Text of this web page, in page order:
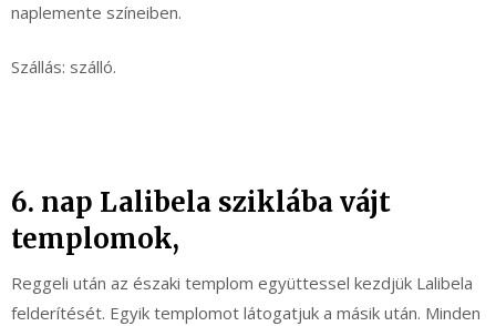
naplemente színeiben.
Szállás: szálló.
6. nap Lalibela sziklába vájt
templomok,
Reggeli után az északi templom együttessel kezdjük Lalibela
felderítését. Egyik templomot látogatjuk a másik után. Minden